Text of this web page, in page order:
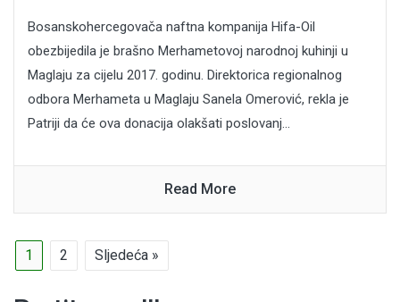
Bosanskohercegovača naftna kompanija Hifa-Oil
obezbijedila je brašno Merhametovoj narodnoj kuhinji u
Maglaju za cijelu 2017. godinu. Direktorica regionalnog
odbora Merhameta u Maglaju Sanela Omerović, rekla je
Patriji da će ova donacija olakšati poslovanj...
Read More
1 2 Sljedeća »